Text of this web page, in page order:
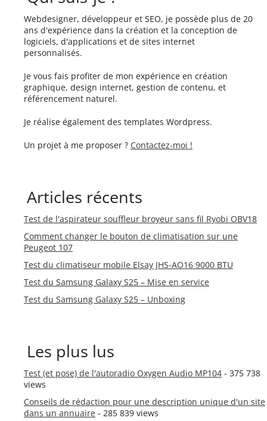
Webdesigner, développeur et SEO, je possède plus de 20
ans d'expérience dans la création et la conception de
logiciels, d'applications et de sites internet
personnalisés.
Je vous fais profiter de mon expérience en création
graphique, design internet, gestion de contenu, et
référencement naturel.
Je réalise également des templates Wordpress.
Un projet à me proposer ? Contactez-moi !
Articles récents
Test de l'aspirateur souffleur broyeur sans fil Ryobi OBV18
Comment changer le bouton de climatisation sur une
Peugeot 107
Test du climatiseur mobile Elsay JHS-AO16 9000 BTU
Test du Samsung Galaxy S25 – Mise en service
Test du Samsung Galaxy S25 – Unboxing
Les plus lus
Test (et pose) de l'autoradio Oxygen Audio MP104 - 375 738
views
Conseils de rédaction pour une description unique d'un site
dans un annuaire - 285 839 views